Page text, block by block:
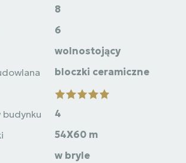
8
6
wolnostojący
bloczki ceramiczne
4
54X60 m
w bryle